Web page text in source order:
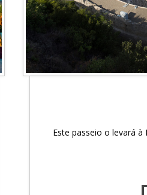
Este passeio o levará à